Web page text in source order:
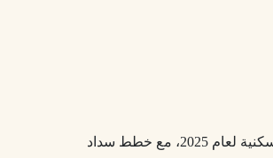
بتقدملك أفضل الفرص الاستثمارية والسكنية لعام 2025، مع خطط سداد